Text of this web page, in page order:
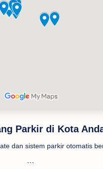
Parkir di Kota
dan sistem parkir otomatis
```